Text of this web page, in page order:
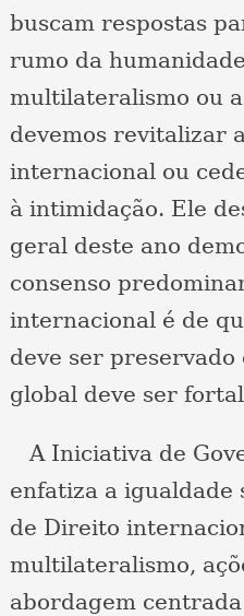
buscam respostas
rumo da
multilateralismo ou
devemos revitalizar
internacional ou
à intimidação. Ele
geral deste ano
consenso
internacional é de
deve ser preservado
global deve ser
A Iniciativa de
enfatiza a igualdade
de Direito
multilateralismo,
abordagem centrada